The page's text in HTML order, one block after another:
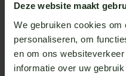
Deze website maakt
We gebruiken cookies
personaliseren, om
en om ons
informatie over uw
Alcoa
Radmutternkappen
Auf Lager